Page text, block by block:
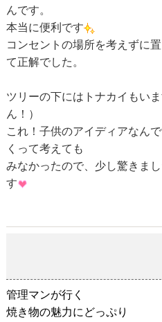
んです。
本当に便利です
コンセントの場所を考えずに
て正解でした。
ツリーの下にはトナカイもい
ん！）
これ！子供のアイディアなん
くって考えても
みなかったので、少し驚きま
す
管理マンが行く
焼き物の魅力にどっぷり